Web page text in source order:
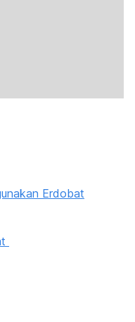
Erdobat